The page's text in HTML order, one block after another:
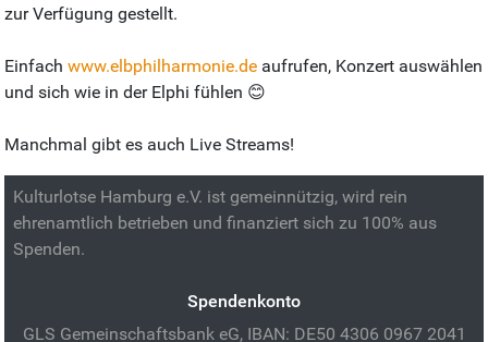
zur Verfügung gestellt.
Einfach www.elbphilharmonie.de aufrufen, Konzert auswählen
und sich wie in der Elphi fühlen 😊
Manchmal gibt es auch Live Streams!
Kulturlotse Hamburg e.V. ist gemeinnützig, wird rein
ehrenamtlich betrieben und finanziert sich zu 100% aus
Spenden.
Spendenkonto
GLS Gemeinschaftsbank eG, IBAN: DE50 4306 0967 2041